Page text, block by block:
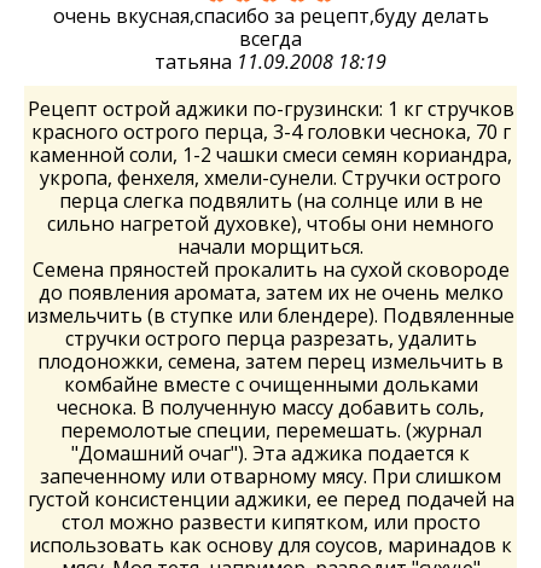
очень вкусная,спасибо за рецепт,буду делать
всегда
татьяна 11.09.2008 18:19
Рецепт острой аджики по-грузински: 1 кг стручков
красного острого перца, 3-4 головки чеснока, 70 г
каменной соли, 1-2 чашки смеси семян кориандра,
укропа, фенхеля, хмели-сунели. Стручки острого
перца слегка подвялить (на солнце или в не
сильно нагретой духовке), чтобы они немного
начали морщиться.
Семена пряностей прокалить на сухой сковороде
до появления аромата, затем их не очень мелко
измельчить (в ступке или блендере). Подвяленные
стручки острого перца разрезать, удалить
плодоножки, семена, затем перец измельчить в
комбайне вместе с очищенными дольками
чеснока. В полученную массу добавить соль,
перемолотые специи, перемешать. (журнал
"Домашний очаг"). Эта аджика подается к
запеченному или отварному мясу. При слишком
густой консистенции аджики, ее перед подачей на
стол можно развести кипятком, или просто
использовать как основу для соусов, маринадов к